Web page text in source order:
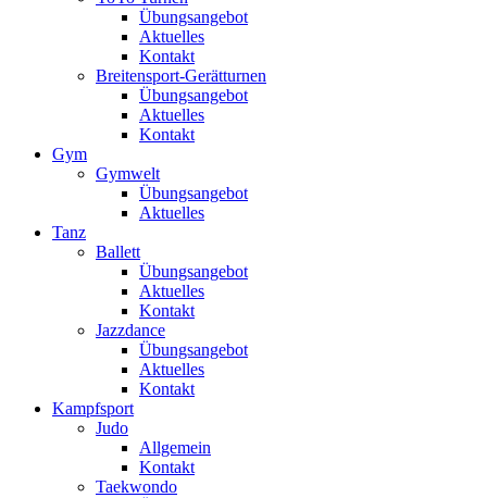
Übungsangebot
Aktuelles
Kontakt
Breitensport-Gerätturnen
Übungsangebot
Aktuelles
Kontakt
Gym
Gymwelt
Übungsangebot
Aktuelles
Tanz
Ballett
Übungsangebot
Aktuelles
Kontakt
Jazzdance
Übungsangebot
Aktuelles
Kontakt
Kampfsport
Judo
Allgemein
Kontakt
Taekwondo